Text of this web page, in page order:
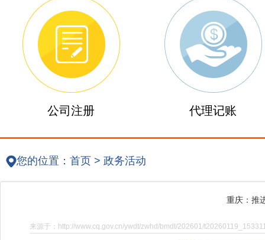
公司注册 代理记账
您的位置： 首页 > 政务活动
重庆：推
来源于：http://www.cq.gov.cn/ywdt/zwhd/bmdt/202601/